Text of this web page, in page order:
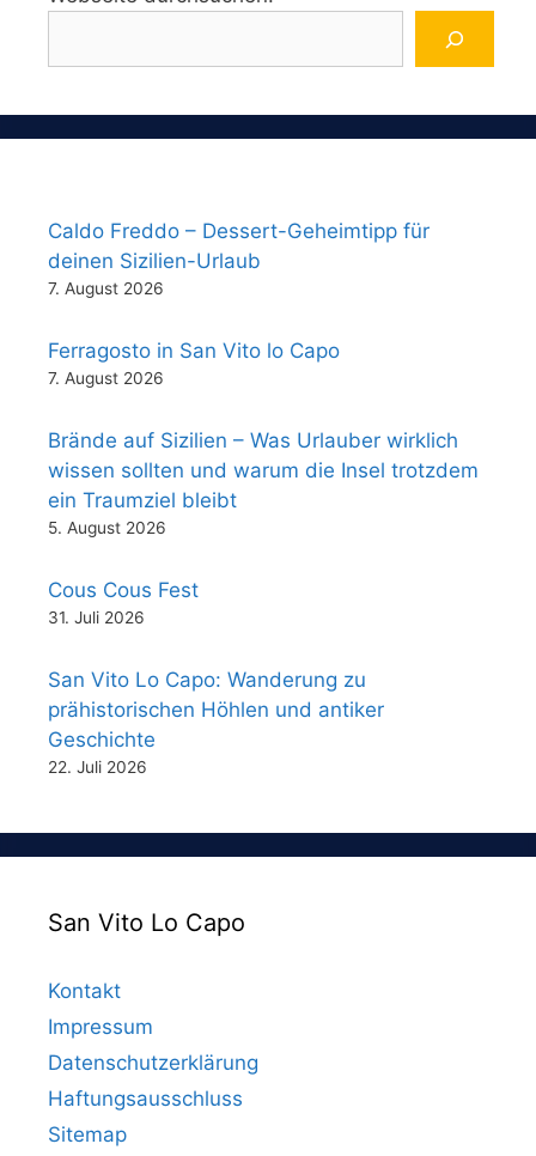
Caldo Freddo – Dessert-Geheimtipp für
deinen Sizilien-Urlaub
7. August 2026
Ferragosto in San Vito lo Capo
7. August 2026
Brände auf Sizilien – Was Urlauber wirklich
wissen sollten und warum die Insel trotzdem
ein Traumziel bleibt
5. August 2026
Cous Cous Fest
31. Juli 2026
San Vito Lo Capo: Wanderung zu
prähistorischen Höhlen und antiker
Geschichte
22. Juli 2026
San Vito Lo Capo
Kontakt
Impressum
Datenschutzerklärung
Haftungsausschluss
Sitemap